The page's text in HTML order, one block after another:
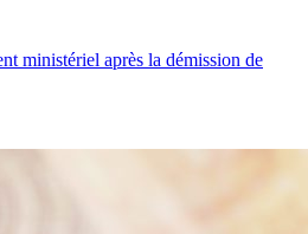
ministériel après la démission de